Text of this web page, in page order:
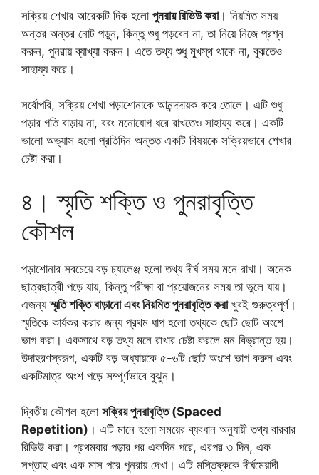
সক্রিয় শেখার আরেকটি দিক হলো পুনরায় রিভিউ করা। নিয়মিত সময়
অন্তর অন্তর নোট পড়ুন, কিন্তু শুধু পড়বেন না, তা নিয়ে নিজে প্রশ্ন
করুন, পুনরায় ব্যাখ্যা করুন। এতে তথ্য শুধু মুখস্থ থাকে না, বুঝতেও
সাহায্য করে।
সর্বোপরি, সক্রিয় শেখা পড়াশোনাকে আনন্দদায়ক করে তোলে। এটি শুধু
পড়ার গতি বাড়ায় না, বরং মনোযোগ ধরে রাখতেও সাহায্য করে। একটি
ভালো অভ্যাস হলো প্রতিদিন অন্তত একটি বিষয়কে সক্রিয়ভাবে শেখার
চেষ্টা করা।
৪। স্মৃতি শক্তি ও পুনরাবৃত্তি
কৌশল
পড়াশোনার সবচেয়ে বড় চ্যালেঞ্জ হলো তথ্য দীর্ঘ সময় মনে রাখা। অনেক
ছাত্রছাত্রী পড়ে যায়, কিন্তু পরীক্ষা বা প্রয়োজনের সময় তা ভুলে যায়।
এজন্যস্মৃতি শক্তি বাড়ানো এবং নিয়মিত পুনরাবৃত্তি করাখুবই গুরুত্বপূর্ণ।
স্মৃতিকে কার্যকর করার জন্য প্রথম ধাপ হলো তথ্যকে ছোট ছোট অংশে
ভাগ করা। একসাথে বড় তথ্য মনে রাখার চেষ্টা করলে মন বিভ্রান্ত হয়।
উদাহরণস্বরূপ, একটি বড় অধ্যায়কে ৫-৬টি ছোট অংশে ভাগ করুন এবং
একটিমাত্র অংশ পড়ে সম্পূর্ণভাবে বুঝুন।
দ্বিতীয় কৌশল হলো সক্রিয় পুনরাবৃত্তি (Spaced
Repetition) । এটি মানে হলো সময়ের ব্যবধান অনুযায়ী তথ্য বারবার
রিভিউ করা। প্রথমবার পড়ার পর একদিন পরে, এরপর ৩ দিন, এক
সপ্তাহ এবং এক মাস পরে পুনরায় দেখা। এটি মস্তিষ্ককে দীর্ঘমেয়াদী